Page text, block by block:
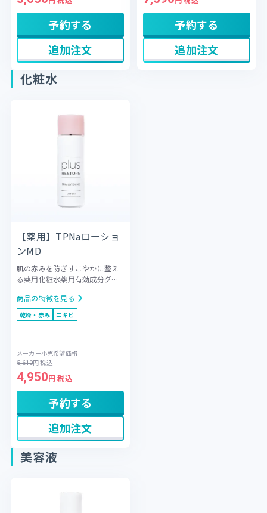
す。
予約する
追加注文
肌へと導きます。
予約する
追加注文
化粧水
【薬用】TPNaローショ
ンMD
肌の赤みを防ぎすこやかに整え
る薬用化粧水薬用有効成分グリ
し、レーザー・光治療後の気に
なる赤みやニキビなどの肌トラ
ブルを未然に防ぎます。ダメー
っぷりの潤いを与え、使い続け
ることで乾燥しにくい安定した
肌状態へと導きます。日焼け後
のほてりケアや、より実感を高
めるイオントリートメントにも
対応。摩擦などのストレスを抑
えながら、ダメージに負けない
健やかな素肌を育みます。
商品の特徴を見る
乾燥・赤み ニキビ
メーカー小売希望価格
5,610円税込
4,950円 税込
予約する
追加注文
美容液